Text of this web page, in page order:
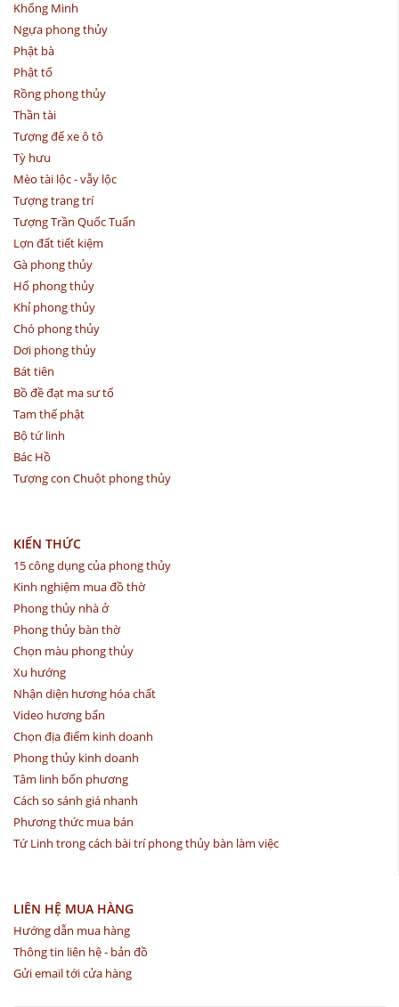
Khổng Minh
Ngựa phong thủy
Phật bà
Phật tổ
Rồng phong thủy
Thần tài
Tượng để xe ô tô
Tỳ hưu
Mèo tài lộc - vẫy lộc
Tượng trang trí
Tượng Trần Quốc Tuấn
Lợn đất tiết kiệm
Gà phong thủy
Hổ phong thủy
Khỉ phong thủy
Chó phong thủy
Dơi phong thủy
Bát tiên
Bồ đề đạt ma sư tổ
Tam thế phật
Bộ tứ linh
Bác Hồ
Tượng con Chuột phong thủy
KIẾN THỨC
15 công dụng của phong thủy
Kinh nghiệm mua đồ thờ
Phong thủy nhà ở
Phong thủy bàn thờ
Chọn màu phong thủy
Xu hướng
Nhận diện hương hóa chất
Video hương bẩn
Chọn địa điểm kinh doanh
Phong thủy kinh doanh
Tâm linh bốn phương
Cách so sánh giá nhanh
Phương thức mua bán
Tứ Linh trong cách bài trí phong thủy bàn làm việc
LIÊN HỆ MUA HÀNG
Hướng dẫn mua hàng
Thông tin liên hệ - bản đồ
Gửi email tới cửa hàng